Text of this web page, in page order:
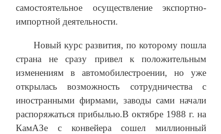
самостоятельное осуществление экспортно-
импортной деятельности.
Новый курс развития, по которому пошла
страна не сразу привел к положительным
изменениям в автомобилестроении, но уже
открылась возможность сотрудничества с
иностранными фирмами, заводы сами начали
распоряжаться прибылью.В октябре 1988 г. на
КамАЗе с конвейера сошел миллионный